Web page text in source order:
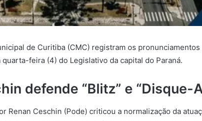
de Curitiba (CMC) registram os
quarta-feira (4) do Legislativo da capital do Paraná.
defende “Blitz” e “Disque-
Renan Ceschin (Pode) criticou a normalização da